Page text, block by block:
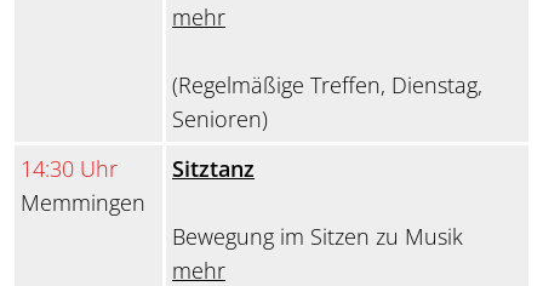
mehr
(Regelmäßige Treffen, Dienstag,
Senioren)
14:30 Uhr
Memmingen
Sitztanz
Bewegung im Sitzen zu Musik
mehr